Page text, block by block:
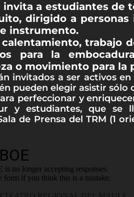
invita a estudiantes de
dirigido a personas
instrumento.
trabajo
para la
o movimiento para la
invitados a ser activos
pueden elegir asistir sólo
perfeccionar y
y estudiantes, que se
de Prensa del TRM (1